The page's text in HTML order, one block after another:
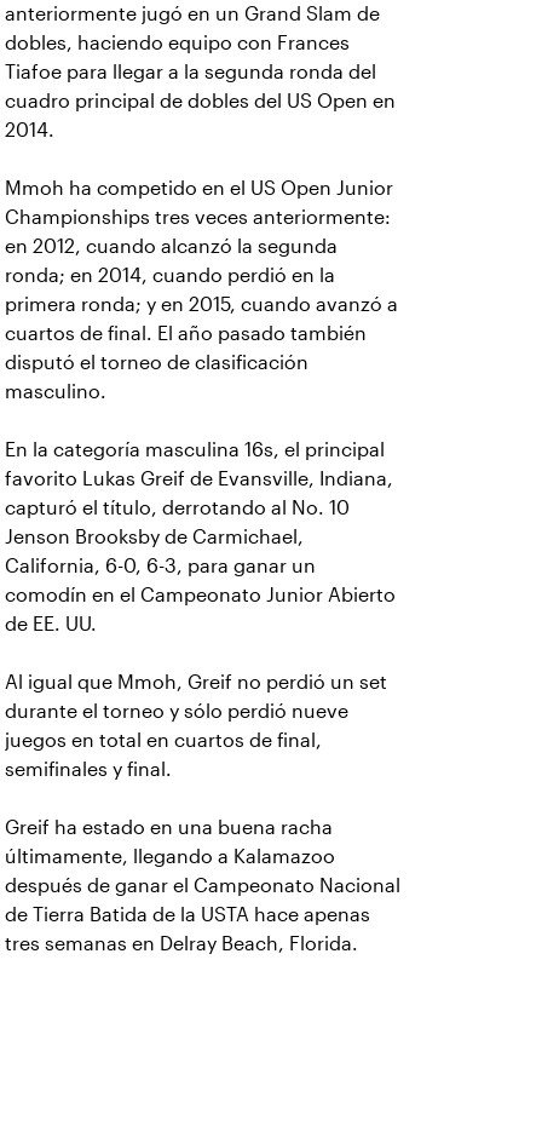
anteriormente jugó en un Grand Slam de
dobles, haciendo equipo con Frances
Tiafoe para llegar a la segunda ronda del
cuadro principal de dobles del US Open en
2014.
Mmoh ha competido en el US Open Junior
Championships tres veces anteriormente:
en 2012, cuando alcanzó la segunda
ronda; en 2014, cuando perdió en la
primera ronda; y en 2015, cuando avanzó a
cuartos de final. El año pasado también
disputó el torneo de clasificación
masculino.
En la categoría masculina 16s, el principal
favorito Lukas Greif de Evansville, Indiana,
capturó el título, derrotando al No. 10
Jenson Brooksby de Carmichael,
California, 6-0, 6-3, para ganar un
comodín en el Campeonato Junior Abierto
de EE. UU.
Al igual que Mmoh, Greif no perdió un set
durante el torneo y sólo perdió nueve
juegos en total en cuartos de final,
semifinales y final.
Greif ha estado en una buena racha
últimamente, llegando a Kalamazoo
después de ganar el Campeonato Nacional
de Tierra Batida de la USTA hace apenas
tres semanas en Delray Beach, Florida.